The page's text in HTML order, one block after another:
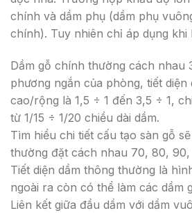
chính và dầm phụ (dầm phụ
chính). Tuy nhiên chỉ áp dụng khi
Dầm gỗ chính thường cách nhau
phương ngắn của phòng, tiết
cao/rộng là 1,5 ÷ 1 đến 3,5 ÷ 1,
từ 1/15 ÷ 1/20 chiều dài dầm.
Tìm hiểu chi tiết cấu tạo sàn gỗ
thường đặt cách nhau 70, 80, 90,
Tiết diện dầm thông thường là
ngoài ra còn có thể làm các dầm
Liên kết giữa đầu dầm với dầm